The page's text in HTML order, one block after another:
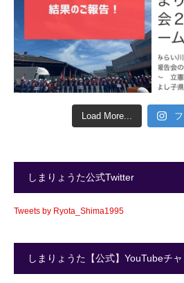
Load More...
しまりょうた公式Twitter
Tweets by Ryota_Shima1995
しまりょうた【公式】YouTubeチ